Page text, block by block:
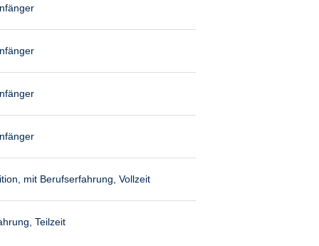
mit Berufserfahrung, Vollzeit
Teilzeit